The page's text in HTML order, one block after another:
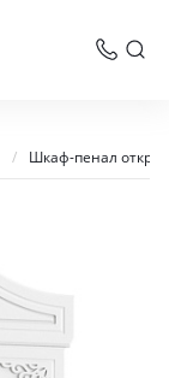
/ Шкаф-пенал